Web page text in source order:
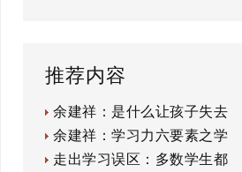
推荐内容
余建祥：是什么让孩子失去
余建祥：学习力六要素之学
走出学习误区：多数学生都